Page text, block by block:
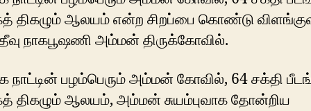
அதற்கு
திகழும் ஆலயம் என்ற சிறப்பை கொண்டு
நாகபூஷணி அம்மன் திருக்கோவில்.
பழம்பெரும் அம்மன் கோவில், 64 சக்தி
திகழும் ஆலயம், அம்மன் சுயம்புவாக தோன்றிய